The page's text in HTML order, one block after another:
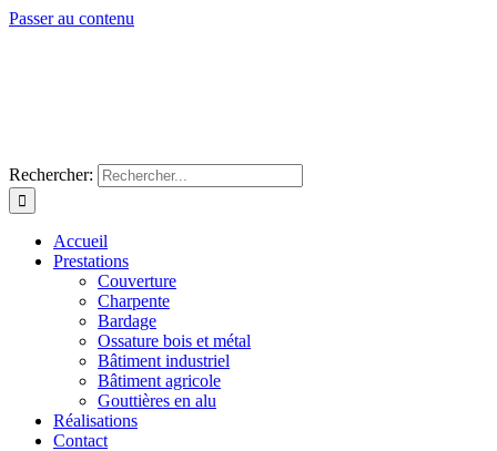
Passer au contenu
Rechercher:
Accueil
Prestations
Couverture
Charpente
Bardage
Ossature bois et métal
Bâtiment industriel
Bâtiment agricole
Gouttières en alu
Réalisations
Contact